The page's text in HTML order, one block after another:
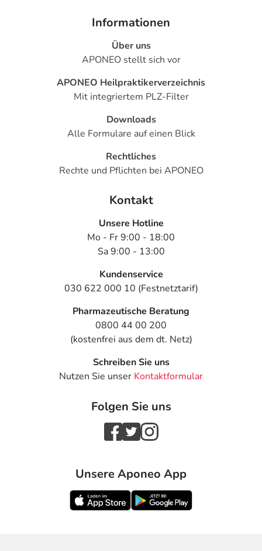
Informationen
Über uns
APONEO stellt sich vor
APONEO Heilpraktikerverzeichnis
Mit integriertem PLZ-Filter
Downloads
Alle Formulare auf einen Blick
Rechtliches
Rechte und Pflichten bei APONEO
Kontakt
Unsere Hotline
Mo - Fr 9:00 - 18:00
Sa 9:00 - 13:00
Kundenservice
030 622 000 10 (Festnetztarif)
Pharmazeutische Beratung
0800 44 00 200
(kostenfrei aus dem dt. Netz)
Schreiben Sie uns
Nutzen Sie unser Kontaktformular
Folgen Sie uns
Unsere Aponeo App